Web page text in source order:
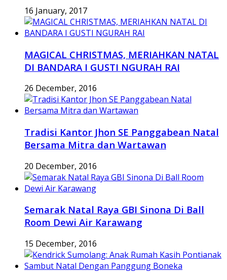
16 January, 2017
MAGICAL CHRISTMAS, MERIAHKAN NATAL
DI BANDARA I GUSTI NGURAH RAI
26 December, 2016
Tradisi Kantor Jhon SE Panggabean Natal
Bersama Mitra dan Wartawan
20 December, 2016
Semarak Natal Raya GBI Sinona Di Ball
Room Dewi Air Karawang
15 December, 2016